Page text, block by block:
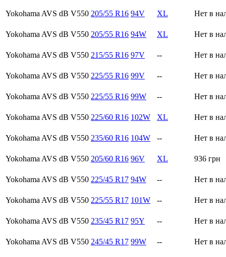
Yokohama AVS dB V550 205/55 R16 94V XL Нет в
Yokohama AVS dB V550 205/55 R16 94W XL Нет в
Yokohama AVS dB V550 215/55 R16 97V -- Нет в
Yokohama AVS dB V550 225/55 R16 99V -- Нет в
Yokohama AVS dB V550 225/55 R16 99W -- Нет в
Yokohama AVS dB V550 225/60 R16 102W XL Нет в
Yokohama AVS dB V550 235/60 R16 104W -- Нет в
Yokohama AVS dB V550 205/60 R16 96V XL 936 грн
Yokohama AVS dB V550 225/45 R17 94W -- Нет в
Yokohama AVS dB V550 225/55 R17 101W -- Нет в
Yokohama AVS dB V550 235/45 R17 95Y -- Нет в
Yokohama AVS dB V550 245/45 R17 99W -- Нет в